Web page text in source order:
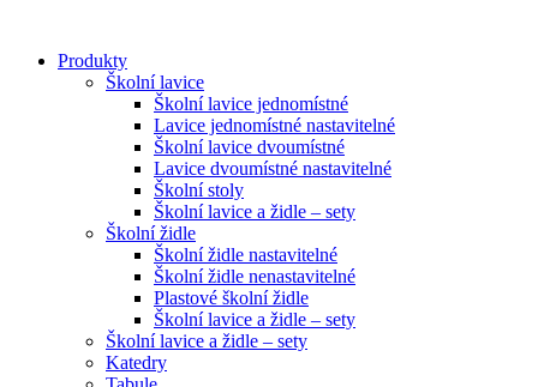
obsahuProdukty
Školní lavice
Školní lavice jednomístné
Lavice jednomístné nastavitelné
Školní lavice dvoumístné
Lavice dvoumístné nastavitelné
Školní stoly
Školní lavice a židle – sety
Školní židle
Školní židle nastavitelné
Školní židle nenastavitelné
Plastové školní židle
Školní lavice a židle – sety
Školní lavice a židle – sety
Katedry